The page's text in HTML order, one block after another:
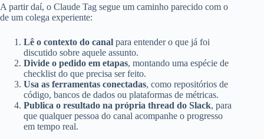
A partir daí, o Claude Tag segue um caminho parecido com o
de um colega experiente:
Lê o contexto do canal para entender o que já foi
discutido sobre aquele assunto.
Divide o pedido em etapas, montando uma espécie de
checklist do que precisa ser feito.
Usa as ferramentas conectadas, como repositórios de
código, bancos de dados ou plataformas de métricas.
Publica o resultado na própria thread do Slack, para
que qualquer pessoa do canal acompanhe o progresso
em tempo real.